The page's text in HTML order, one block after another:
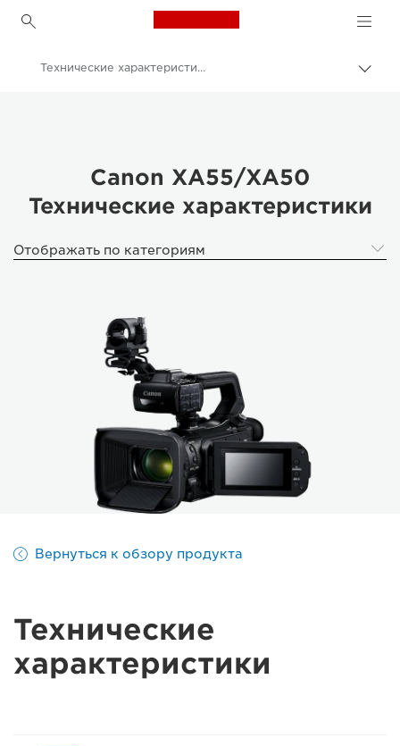
Canon Logo, back to
Видеокамера Canon XA55/XA50
Технические характеристики
Canon XA55/XA50
Технические характеристики
Отображать по категориям
Вернуться к обзору продукта
Технические
характеристики